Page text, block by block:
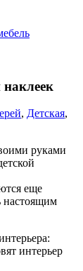
, Детская,
еще
настоящим
интерьер